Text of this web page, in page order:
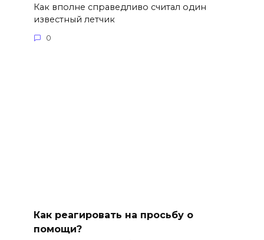
Как вполне справедливо считал один
известный летчик
0
Как реагировать на просьбу о
помощи?